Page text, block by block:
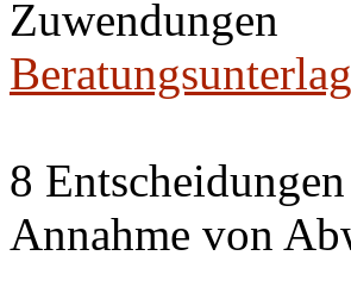
Zuwendungen
8
Annahme von